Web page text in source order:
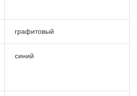
графитовый
синий